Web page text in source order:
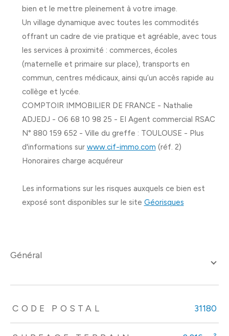
bien et le mettre pleinement à votre image.
Un village dynamique avec toutes les commodités
offrant un cadre de vie pratique et agréable, avec tous
les services à proximité : commerces, écoles
(maternelle et primaire sur place), transports en
commun, centres médicaux, ainsi qu’un accès rapide au
collège et lycée.
COMPTOIR IMMOBILIER DE FRANCE - Nathalie
ADJEDJ - O6 68 10 98 25 - EI Agent commercial RSAC
N° 880 159 652 - Ville du greffe : TOULOUSE - Plus
d'informations sur www.cif-immo.com (réf. 2)
Honoraires charge acquéreur
Les informations sur les risques auxquels ce bien est
exposé sont disponibles sur le site Géorisques
général
TRAD_ZEPHYR_Caracteristique TRAD_ZEPHYR_Valeurs
CODE POSTAL 31180